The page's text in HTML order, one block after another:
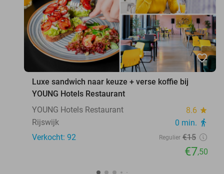
favorite_border
Luxe sandwich naar keuze + verse koffie bij
YOUNG Hotels Restaurant
YOUNG Hotels Restaurant
8.6 star
Rijswijk 0 min. directions_walk
Verkocht: 92 Regulier €15
€7,50